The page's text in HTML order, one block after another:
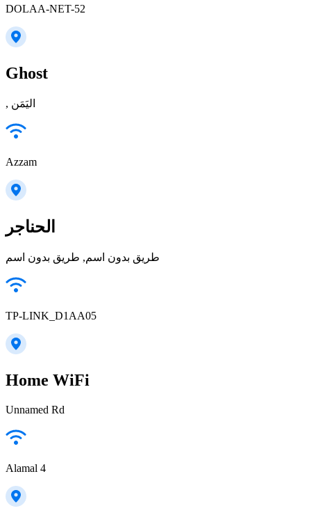
DOLAA-NET-52
Ghost
, اليَمَن
Azzam
الحناجر
طريق بدون اسم, طريق بدون اسم
TP-LINK_D1AA05
Home WiFi
Unnamed Rd
Alamal 4